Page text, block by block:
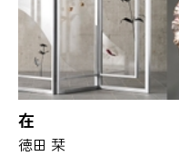
在
徳田 栞